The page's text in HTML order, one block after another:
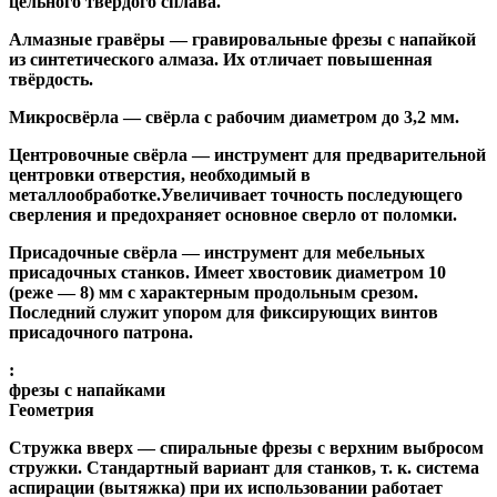
Алмазные гравёры — гравировальные фрезы с напайкой
из синтетического алмаза. Их отличает повышенная
твёрдость.
Микросвёрла — свёрла с рабочим диаметром до 3,2 мм.
Центровочные свёрла — инструмент для предварительной
центровки отверстия, необходимый в
металлообработке.Увеличивает точность последующего
сверления и предохраняет основное сверло от поломки.
Присадочные свёрла — инструмент для мебельных
присадочных станков. Имеет хвостовик диаметром 10
(реже — 8) мм с характерным продольным срезом.
Последний служит упором для фиксирующих винтов
присадочного патрона.
:
фрезы с напайками
Геометрия
Стружка вверх— спиральные фрезы с верхним выбросом
стружки. Стандартный вариант для станков, т. к. система
аспирации (вытяжка) при их использовании работает